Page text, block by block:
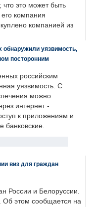
что это может быть
компания
компанией из
уязвимость,
посторонним
российским
уязвимость. С
можно
интернет -
к приложениям и
банковские.
виз для граждан
России и Белоруссии.
Об этом сообщается на